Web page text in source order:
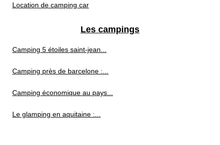
Location de camping car
Les campings
Camping 5 étoiles saint-jean...
Camping près de barcelone :...
Camping économique au pays...
Le glamping en aquitaine :...